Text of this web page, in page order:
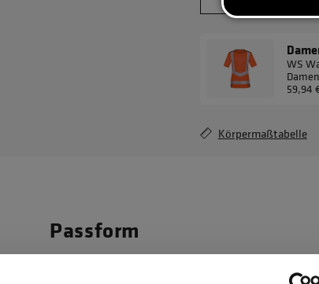
WS
Damen
59,94
Körpermaßtabelle
Passform